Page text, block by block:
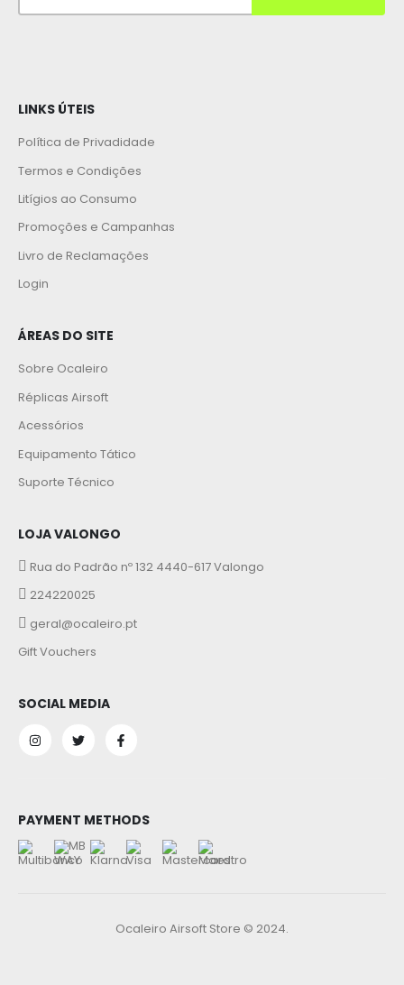
LINKS ÚTEIS
Política de Privadidade
Termos e Condições
Litígios ao Consumo
Promoções e Campanhas
Livro de Reclamações
Login
ÁREAS DO SITE
Sobre Ocaleiro
Réplicas Airsoft
Acessórios
Equipamento Tático
Suporte Técnico
LOJA VALONGO
Rua do Padrão nº 132 4440-617 Valongo
224220025
geral@ocaleiro.pt
Gift Vouchers
SOCIAL MEDIA
PAYMENT METHODS
Ocaleiro Airsoft Store © 2024.